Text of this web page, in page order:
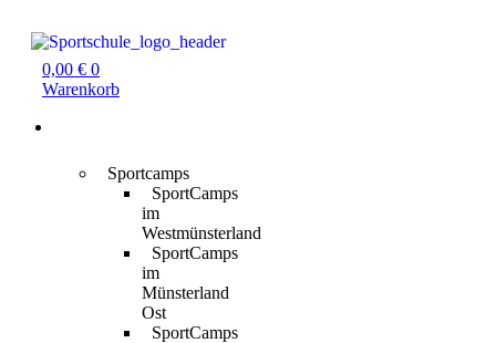
Inhalt
springen
0,00 € 0
Warenkorb
Sportcamps
SportCamps
im
Westmünsterland
SportCamps
im
Münsterland
Ost
SportCamps